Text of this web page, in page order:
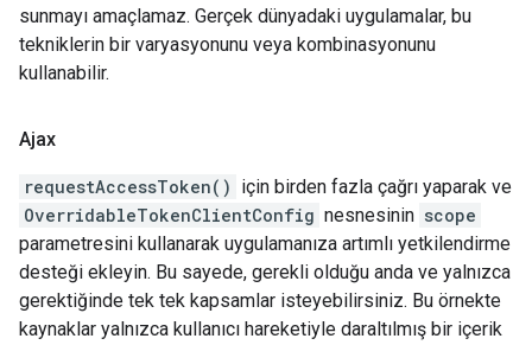
sunmayı amaçlamaz. Gerçek dünyadaki uygulamalar, bu
tekniklerin bir varyasyonunu veya kombinasyonunu
kullanabilir.
Ajax
requestAccessToken() için birden fazla çağrı yaparak ve
OverridableTokenClientConfig nesnesinin scope
parametresini kullanarak uygulamanıza artımlı yetkilendirme
desteği ekleyin. Bu sayede, gerekli olduğu anda ve yalnızca
gerektiğinde tek tek kapsamlar isteyebilirsiniz. Bu örnekte
kaynaklar yalnızca kullanıcı hareketiyle daraltılmış bir içerik